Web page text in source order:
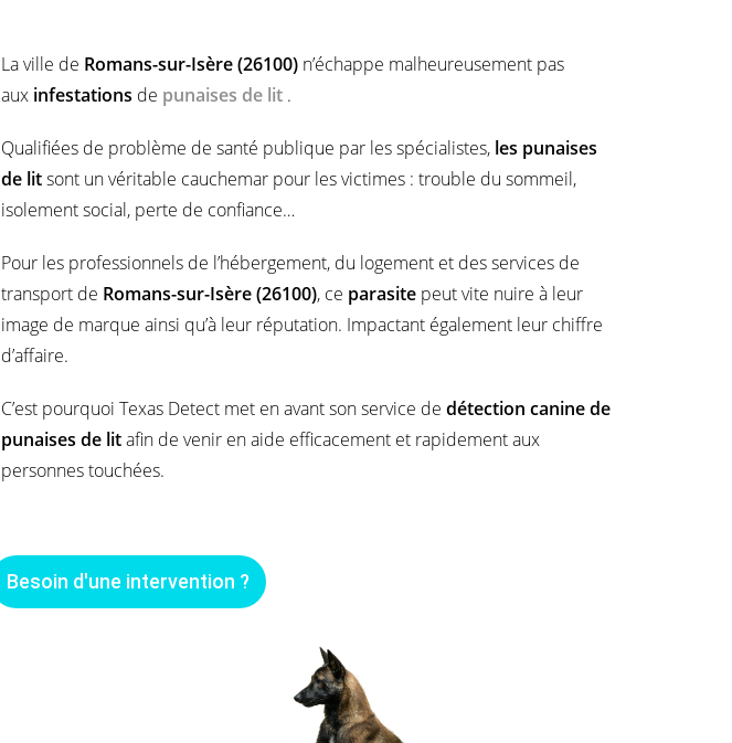
La ville de Romans-sur-Isère (26100) n’échappe malheureusement pas
aux infestations de punaises de lit .
Qualifiées de problème de santé publique par les spécialistes, les punaises
de litsont un véritable cauchemar pour les victimes : trouble du sommeil,
isolement social, perte de confiance…
Pour les professionnels de l’hébergement, du logement et des services de
transport de Romans-sur-Isère (26100), ce parasite peut vite nuire à leur
image de marque ainsi qu’à leur réputation. Impactant également leur chiffre
d’affaire.
C’est pourquoi Texas Detect met en avant son service de détection canine de
punaises de litafin de venir en aide efficacement et rapidement aux
personnes touchées.
Besoin d'une intervention ?